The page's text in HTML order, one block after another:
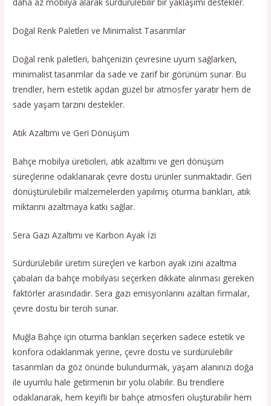
Doğal Renk Paletleri ve Minimalist Tasarımlar
Doğal renk paletleri, bahçenizin çevresine uyum sağlarken,
minimalist tasarımlar da sade ve zarif bir görünüm sunar. Bu
trendler, hem estetik açıdan güzel bir atmosfer yaratır hem de
sade yaşam tarzını destekler.
Atık Azaltımı ve Geri Dönüşüm
Bahçe mobilya üreticileri, atık azaltımı ve geri dönüşüm
süreçlerine odaklanarak çevre dostu ürünler sunmaktadır. Geri
dönüştürülebilir malzemelerden yapılmış oturma bankları, atık
miktarını azaltmaya katkı sağlar.
Sera Gazı Azaltımı ve Karbon Ayak İzi
Sürdürülebilir üretim süreçleri ve karbon ayak izini azaltma
çabaları da bahçe mobilyası seçerken dikkate alınması gereken
faktörler arasındadır. Sera gazı emisyonlarını azaltan firmalar,
çevre dostu bir tercih sunar.
Muğla Bahçe için oturma bankları seçerken sadece estetik ve
konfora odaklanmak yerine, çevre dostu ve sürdürülebilir
tasarımları da göz önünde bulundurmak, yaşam alanınızı doğa
ile uyumlu hale getirmenin bir yolu olabilir. Bu trendlere
odaklanarak, hem keyifli bir bahçe atmosferi oluşturabilir hem